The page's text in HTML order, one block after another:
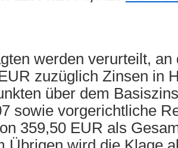
werden verurteilt, an
zuzüglich Zinsen in
über dem
sowie vorgerichtliche
359,50 EUR als